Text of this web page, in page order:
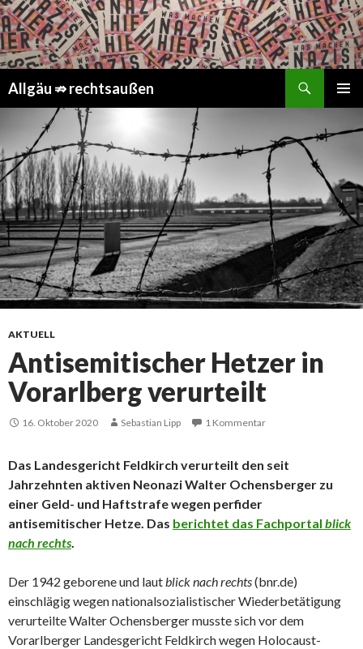
Allgäu ⇏ rechtsaußen
MENÜ
Springe
zum
AKTUELL
Antisemitischer Hetzer in
Vorarlberg verurteilt
16. Oktober 2020 Sebastian Lipp 1 Kommentar
Das Landesgericht Feldkirch verurteilt den seit
Jahrzehnten aktiven Neonazi Walter Ochensberger zu
einer Geld- und Haftstrafe wegen perfider
antisemitischer Hetze. Das berichtet das Fachportal blick
nach rechts.
Der 1942 geborene und lautblick nach rechts(bnr.de)
einschlägig wegen nationalsozialistischer Wiederbetätigung
verurteilte Walter Ochensberger musste sich vor dem
Vorarlberger Landesgericht Feldkirch wegen Holocaust-